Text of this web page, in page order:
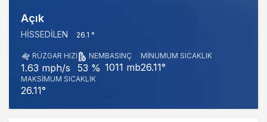
Açık
HISSEDILEN 26.1 °
RÜZGAR HIZI
1.63 mph/s
NEM
53 %
BASINÇ
1011 mb
MINUMUM SICAKLIK
26.11°
MAKSIMUM SICAKLIK
26.11°